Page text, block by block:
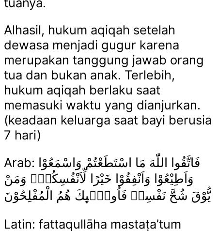
Alhasil, hukum aqiqah setelah
dewasa menjadi gugur karena
merupakan tanggung jawab orang
tua dan bukan anak. Terlebih,
hukum aqiqah berlaku saat
memasuki waktu yang dianjurkan.
(keadaan keluarga saat bayi berusia
7 hari)
Arab: فَاتَّقُوا اللّٰهَ مَا اسْتَطَعْتُمْ وَاسْمَعُوْا
وَاَطِيْعُوْا وَاَنْفِقُوْا خَيْرًا لِّاَنْفُسِكُمْۗ وَمَنْ
يُّوْقَ شُحَّ نَفْسِهٖ فَاُولٰۤىِٕكَ هُمُ الْمُفْلِحُوْنَ
Latin: fattaqullāha mastaṭa’tum